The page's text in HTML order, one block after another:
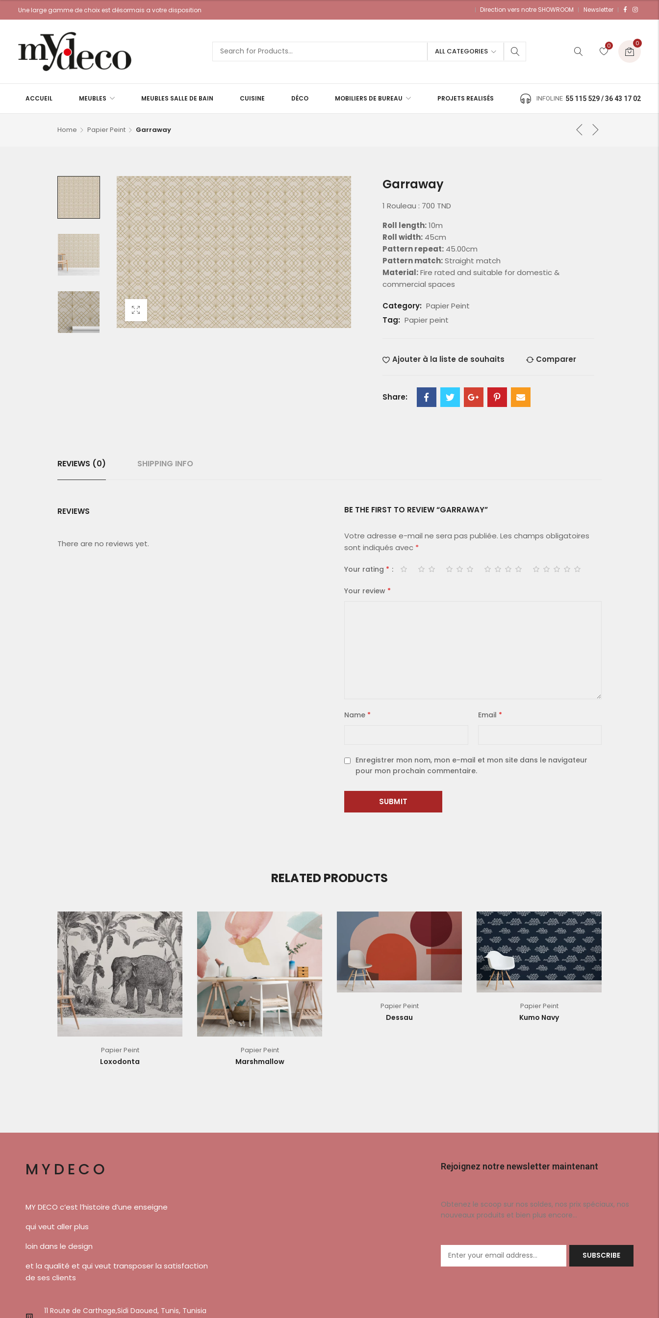
Une large gamme de choix est désormais a votre disposition Direction vers notre SHOWROOM Newsletter
ALL CATEGORIES
0 0
ACCUEIL MEUBLES MEUBLES SALLE DE BAIN CUISINE DÉCO MOBILIERS DE BUREAU PROJETS REALISÉS INFOLINE 55 115 529 / 36 43 17 02
Home Papier Peint Garraway
Garraway
1 Rouleau : 700 TND
Roll length:10m
Roll width:45cm
Pattern repeat:45.00cm
Pattern match:Straight match
Material:Fire rated and suitable for domestic &
commercial spaces
Category: Papier Peint
Tag: Papier peint
Ajouter à la liste de souhaits Comparer
Share:
REVIEWS (0) SHIPPING INFO
REVIEWS
There are no reviews yet.
BE THE FIRST TO REVIEW “GARRAWAY”
Votre adresse e-mail ne sera pas publiée. Les champs obligatoires
sont indiqués avec *
Your rating *
Your review *
Name * Email *
Enregistrer mon nom, mon e-mail et mon site dans le navigateur
pour mon prochain commentaire.
RELATED PRODUCTS
Papier Peint
Loxodonta
Papier Peint
Marshmallow
Papier Peint
Dessau
Papier Peint
Kumo Navy
MYDECO
MY DECO c’est l’histoire d’une enseigne
qui veut aller plus
loin dans le design
et la qualité et qui veut transposer la satisfaction
de ses clients
11 Route de Carthage,Sidi Daoued, Tunis, Tunisia
Rejoignez notre newsletter maintenant
Obtenez le scoop sur nos soldes, nos prix spéciaux, nos
nouveaux produits et bien plus encore…